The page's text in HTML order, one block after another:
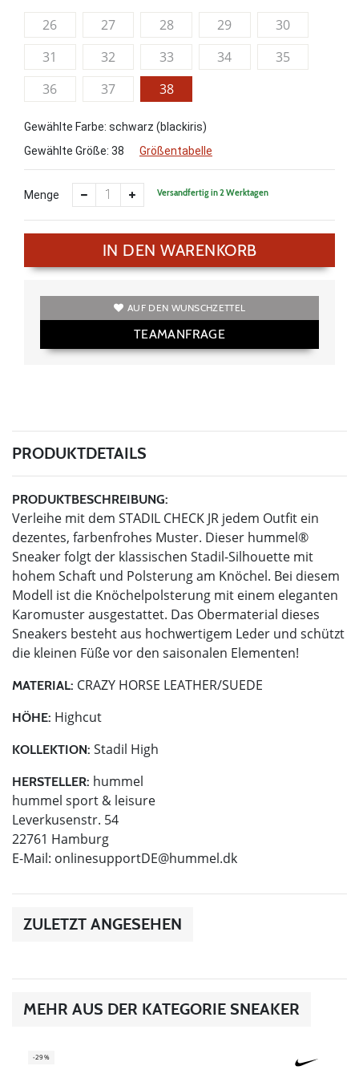
26 27 28 29
30
31
32 33 34
35
36
37 38
Gewählte Farbe: schwarz (blackiris)
Gewählte Größe: 38 Größentabelle
Menge Versandfertig in 2 Werktagen
IN DEN WARENKORB
AUF DEN WUNSCHZETTEL
TEAMANFRAGE
PRODUKTDETAILS
PRODUKTBESCHREIBUNG:
Verleihe mit dem STADIL CHECK JR jedem Outfit ein
dezentes, farbenfrohes Muster. Dieser hummel®
Sneaker folgt der klassischen Stadil-Silhouette mit
hohem Schaft und Polsterung am Knöchel. Bei diesem
Modell ist die Knöchelpolsterung mit einem eleganten
Karomuster ausgestattet. Das Obermaterial dieses
Sneakers besteht aus hochwertigem Leder und schützt
die kleinen Füße vor den saisonalen Elementen!
MATERIAL: CRAZY HORSE LEATHER/SUEDE
HÖHE: Highcut
KOLLEKTION: Stadil High
HERSTELLER: hummel
hummel sport & leisure
Leverkusenstr. 54
22761 Hamburg
E-Mail: onlinesupportDE@hummel.dk
ZULETZT ANGESEHEN
MEHR AUS DER KATEGORIE SNEAKER
-29%